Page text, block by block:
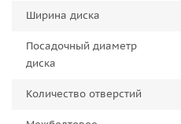
Ширина диска
Посадочный диаметр
диска
Количество отверстий